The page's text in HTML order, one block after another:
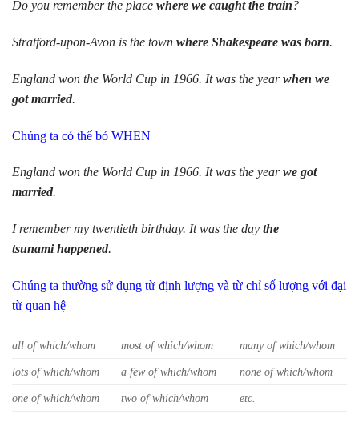
Do you remember the place where we caught the train?
Stratford-upon-Avon is the town where Shakespeare was born.
England won the World Cup in 1966. It was the yearwhen we
got married.
Chúng ta có thể bỏ WHEN
England won the World Cup in 1966. It was the yearwe got
married.
I remember my twentieth birthday. It was the day the
tsunami happened.
Chúng ta thường sử dụng từ định lượng và từ chỉ số lượng với đại
từ quan hệ
all of which/whom most of which/whom many of which/whom
lots of which/whom a few of which/whom none of which/whom
one of which/whom two of which/whom etc.